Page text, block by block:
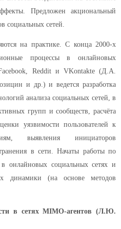
Предложен акциональный
социальных сетей.
на практике. С конца 2000-х
процессы в онлайновых
Reddit и VKontakte (Д.А.
и др.) и ведется разработка
анализа социальных сетей, в
групп и сообществ, расчёта
уязвимости пользователей к
выявления инициаторов
в сети. Начаты работы по
онлайновых социальных сетях и
динамики (на основе методов
в сетях MIMO-агентов (Л.Ю.